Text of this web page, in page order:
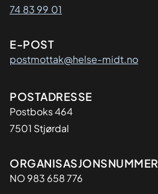
74 83 99 01
E-POST
postmottak@helse-midt.no
Adresse
POSTADRESSE
Postboks 464
7501 Stjørdal
Organisasjon
ORGANISASJONSNUMMER
NO 983 658 776